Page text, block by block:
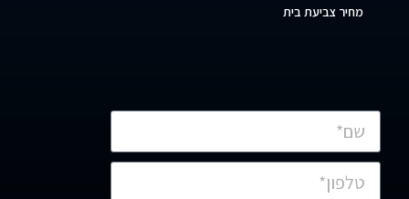
מחיר צביעת בית